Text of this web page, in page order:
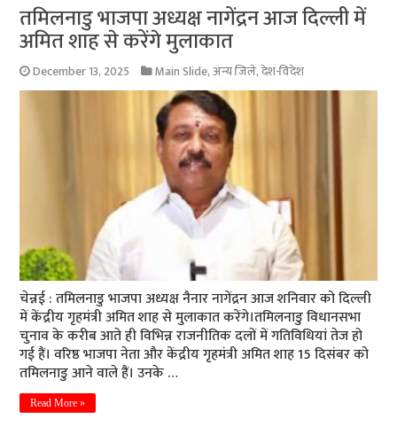
तमिलनाडु भाजपा अध्यक्ष नागेंद्रन आज दिल्ली में
अमित शाह से करेंगे मुलाकात
December 13, 2025 Main Slide,अन्य जिले,देश-विदेश
चेन्नई : तमिलनाडु भाजपा अध्यक्ष नैनार नागेंद्रन आज शनिवार को दिल्ली
में केंद्रीय गृहमंत्री अमित शाह से मुलाकात करेंगे।तमिलनाडु विधानसभा
चुनाव के करीब आते ही विभिन्न राजनीतिक दलों में गतिविधियां तेज हो
गई हैं। वरिष्ठ भाजपा नेता और केंद्रीय गृहमंत्री अमित शाह 15 दिसंबर को
तमिलनाडु आने वाले हैं। उनके …
Read More »